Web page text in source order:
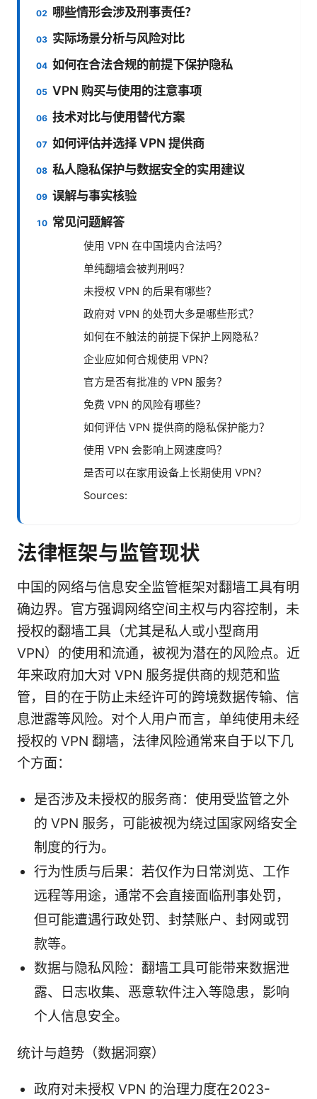
哪些情形会涉及刑事责任？
实际场景分析与风险对比
如何在合法合规的前提下保护隐私
VPN 购买与使用的注意事项
技术对比与使用替代方案
如何评估并选择 VPN 提供商
私人隐私保护与数据安全的实用建议
误解与事实核验
常见问题解答
使用 VPN 在中国境内合法吗？
单纯翻墙会被判刑吗？
未授权 VPN 的后果有哪些？
政府对 VPN 的处罚大多是哪些形式？
如何在不触法的前提下保护上网隐私？
企业应如何合规使用 VPN？
官方是否有批准的 VPN 服务？
免费 VPN 的风险有哪些？
如何评估 VPN 提供商的隐私保护能力？
使用 VPN 会影响上网速度吗？
是否可以在家用设备上长期使用 VPN？
Sources:
法律框架与监管现状
中国的网络与信息安全监管框架对翻墙工具有明
确边界。官方强调网络空间主权与内容控制，未
授权的翻墙工具（尤其是私人或小型商用
VPN）的使用和流通，被视为潜在的风险点。近
年来政府加大对 VPN 服务提供商的规范和监
管，目的在于防止未经许可的跨境数据传输、信
息泄露等风险。对个人用户而言，单纯使用未经
授权的 VPN 翻墙，法律风险通常来自于以下几
个方面：
是否涉及未授权的服务商：使用受监管之外
的 VPN 服务，可能被视为绕过国家网络安全
制度的行为。
行为性质与后果：若仅作为日常浏览、工作
远程等用途，通常不会直接面临刑事处罚，
但可能遭遇行政处罚、封禁账户、封网或罚
款等。
数据与隐私风险：翻墙工具可能带来数据泄
露、日志收集、恶意软件注入等隐患，影响
个人信息安全。
统计与趋势（数据洞察）
政府对未授权 VPN 的治理力度在2023-